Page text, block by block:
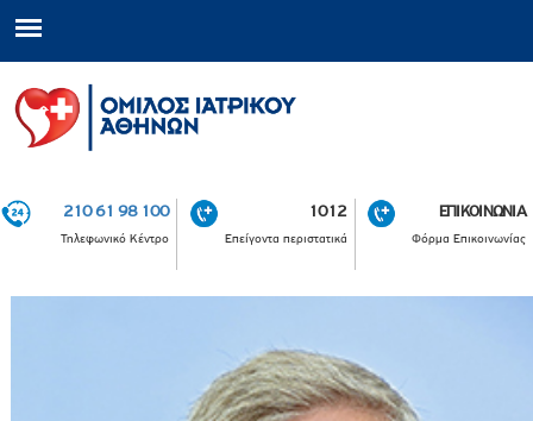
210 61 98 100
Τηλεφωνικό Κέντρο
1012
Επείγοντα περιστατικά
ΕΠΙΚΟΙΝΩΝΙΑ
Φόρμα Επικοινωνίας